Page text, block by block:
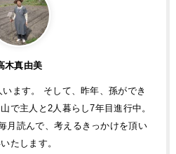
木真由美
ます。 そして、昨年、孫ができ
で主人と2人暮らし7年目進行中。
月読んで、考えるきっかけを頂い
たします。